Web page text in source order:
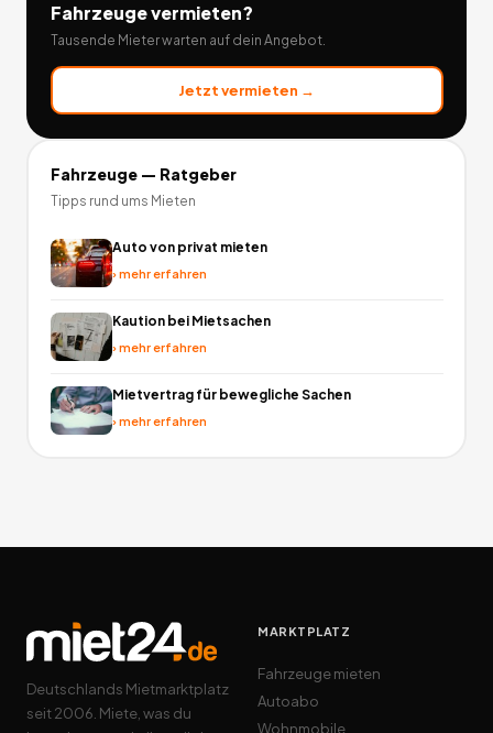
Fahrzeugevermieten?
Tausende Mieter warten auf dein Angebot.
Jetzt vermieten →
Fahrzeuge— Ratgeber
Tipps rund ums Mieten
Auto von privat mieten
›mehr erfahren
Kaution bei Mietsachen
›mehr erfahren
Mietvertrag für bewegliche Sachen
›mehr erfahren
Deutschlands Mietmarktplatz
seit 2006. Miete, was du
MARKTPLATZ
Fahrzeuge mieten
Autoabo
Wohnmobile